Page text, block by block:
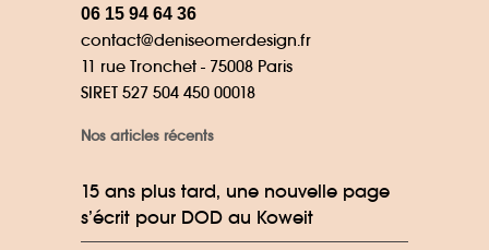
06 15 94 64 36
contact@deniseomerdesign.fr
11 rue Tronchet - 75008 Paris
SIRET 527 504 450 00018
Nos articles récents
15 ans plus tard, une nouvelle page
s’écrit pour DOD au Koweit